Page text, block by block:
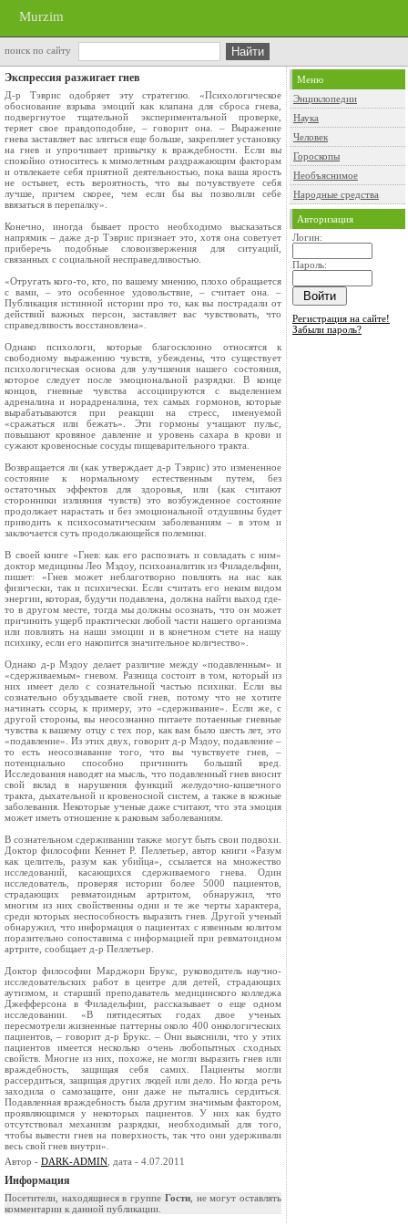
Murzim
поиск по сайту
Экспрессия разжигает гнев
Д-р Тэврис одобряет эту стратегию. «Психологическое
обоснование взрыва эмоций как клапана для сброса гнева,
подвергнутое тщательной экспериментальной проверке,
теряет свое правдоподобие, – говорит она. – Выражение
гнева заставляет вас злиться еще больше, закрепляет установку
на гнев и упрочивает привычку к враждебности. Если вы
спокойно относитесь к мимолетным раздражающим факторам
и отвлекаете себя приятной деятельностью, пока ваша ярость
не остынет, есть вероятность, что вы почувствуете себя
лучше, причем скорее, чем если бы вы позволили себе
ввязаться в перепалку».
Конечно, иногда бывает просто необходимо высказаться
напрямик – даже д-р Тэврис признает это, хотя она советует
приберечь подобные словоизвержения для ситуаций,
связанных с социальной несправедливостью.
«Отругать кого-то, кто, по вашему мнению, плохо обращается
с вами, – это особенное удовольствие, – считает она. –
Публикация истинной истории про то, как вы пострадали от
действий важных персон, заставляет вас чувствовать, что
справедливость восстановлена».
Однако психологи, которые благосклонно относятся к
свободному выражению чувств, убеждены, что существует
психологическая основа для улучшения нашего состояния,
которое следует после эмоциональной разрядки. В конце
концов, гневные чувства ассоциируются с выделением
адреналина и норадреналина, тех самых гормонов, которые
вырабатываются при реакции на стресс, именуемой
«сражаться или бежать». Эти гормоны учащают пульс,
повышают кровяное давление и уровень сахара в крови и
сужают кровеносные сосуды пищеварительного тракта.
Возвращается ли (как утверждает д-р Тэврис) это измененное
состояние к нормальному естественным путем, без
остаточных эффектов для здоровья, или (как считают
сторонники излияния чувств) это возбужденное состояние
продолжает нарастать и без эмоциональной отдушины будет
приводить к психосоматическим заболеваниям – в этом и
заключается суть продолжающейся полемики.
В своей книге «Гнев: как его распознать и совладать с ним»
доктор медицины Лео Мэдоу, психоаналитик из Филадельфии,
пишет: «Гнев может неблаготворно повлиять на нас как
физически, так и психически. Если считать его неким видом
энергии, которая, будучи подавлена, должна найти выход где-
то в другом месте, тогда мы должны осознать, что он может
причинить ущерб практически любой части нашего организма
или повлиять на наши эмоции и в конечном счете на нашу
психику, если его накопится значительное количество».
Однако д-р Мэдоу делает различие между «подавленным» и
«сдерживаемым» гневом. Разница состоит в том, который из
них имеет дело с сознательной частью психики. Если вы
сознательно обуздываете свой гнев, потому что не хотите
начинать ссоры, к примеру, это «сдерживание». Если же, с
другой стороны, вы неосознанно питаете потаенные гневные
чувства к вашему отцу с тех пор, как вам было шесть лет, это
«подавление». Из этих двух, говорит д-р Мэдоу, подавление –
то есть неосознавание того, что вы чувствуете гнев, –
потенциально способно причинить больший вред.
Исследования наводят на мысль, что подавленный гнев вносит
свой вклад в нарушения функций желудочно-кишечного
тракта, дыхательной и кровеносной систем, а также в кожные
заболевания. Некоторые ученые даже считают, что эта эмоция
может иметь отношение к раковым заболеваниям.
В сознательном сдерживании также могут быть свои подвохи.
Доктор философии Кеннет Р. Пеллетьер, автор книги «Разум
как целитель, разум как убийца», ссылается на множество
исследований, касающихся сдерживаемого гнева. Один
исследователь, проверяя истории более 5000 пациентов,
страдающих ревматоидным артритом, обнаружил, что
многим из них свойственны одни и те же черты характера,
среди которых неспособность выразить гнев. Другой ученый
обнаружил, что информация о пациентах с язвенным колитом
поразительно сопоставима с информацией при ревматоидном
артрите, сообщает д-р Пеллетьер.
Доктор философии Марджори Брукс, руководитель научно-
исследовательских работ в центре для детей, страдающих
аутизмом, и старший преподаватель медицинского колледжа
Джефферсона в Филадельфии, рассказывает о еще одном
исследовании. «В пятидесятых годах двое ученых
пересмотрели жизненные паттерны около 400 онкологических
пациентов, – говорит д-р Брукс. – Они выяснили, что у этих
пациентов имеется несколько очень любопытных сходных
свойств. Многие из них, похоже, не могли выразить гнев или
враждебность, защищая себя самих. Пациенты могли
рассердиться, защищая других людей или дело. Но когда речь
заходила о самозащите, они даже не пытались сердиться.
Подавленная враждебность была другим значимым фактором,
проявляющимся у некоторых пациентов. У них как будто
отсутствовал механизм разрядки, необходимый для того,
чтобы вывести гнев на поверхность, так что они удерживали
весь свой гнев внутри».
Автор - DARK-ADMIN , дата - 4.07.2011
Информация
Посетители, находящиеся в группе Гости, не могут оставлять
комментарии к данной публикации.
Меню
Энциклопедии
Наука
Человек
Гороскопы
Необъяснимое
Народные средства
Авторизация
Логин:
Пароль:
Регистрация на сайте!
Забыли пароль?